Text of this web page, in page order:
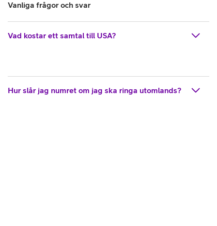
Vanliga frågor och svar
Vad kostar ett samtal till USA?
Hur slår jag numret om jag ska ringa utomlands?